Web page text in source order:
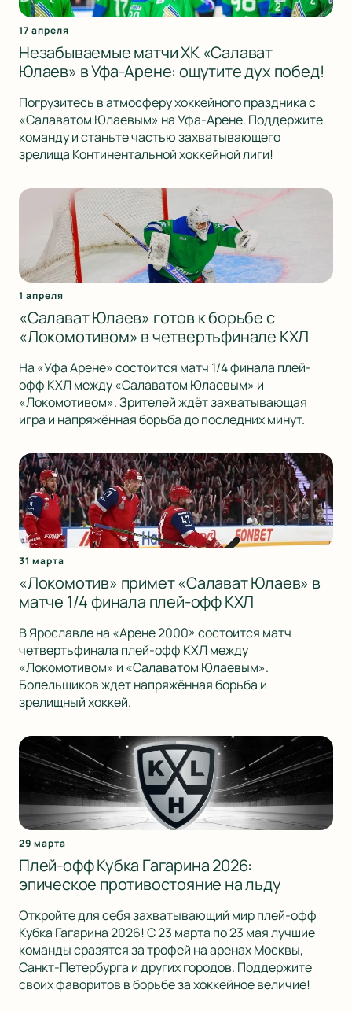
17 апреля
Незабываемые матчи ХК «Салават
Юлаев» в Уфа-Арене: ощутите дух побед!
Погрузитесь в атмосферу хоккейного праздника с
«Салаватом Юлаевым» на Уфа-Арене. Поддержите
команду и станьте частью захватывающего
зрелища Континентальной хоккейной лиги!
1 апреля
«Салават Юлаев» готов к борьбе с
«Локомотивом» в четвертьфинале КХЛ
На «Уфа Арене» состоится матч 1/4 финала плей-
офф КХЛ между «Салаватом Юлаевым» и
«Локомотивом». Зрителей ждёт захватывающая
игра и напряжённая борьба до последних минут.
31 марта
«Локомотив» примет «Салават Юлаев» в
матче 1/4 финала плей-офф КХЛ
В Ярославле на «Арене 2000» состоится матч
четвертьфинала плей-офф КХЛ между
«Локомотивом» и «Салаватом Юлаевым».
Болельщиков ждет напряжённая борьба и
зрелищный хоккей.
29 марта
Плей-офф Кубка Гагарина 2026:
эпическое противостояние на льду
Откройте для себя захватывающий мир плей-офф
Кубка Гагарина 2026! С 23 марта по 23 мая лучшие
команды сразятся за трофей на аренах Москвы,
Санкт-Петербурга и других городов. Поддержите
своих фаворитов в борьбе за хоккейное величие!